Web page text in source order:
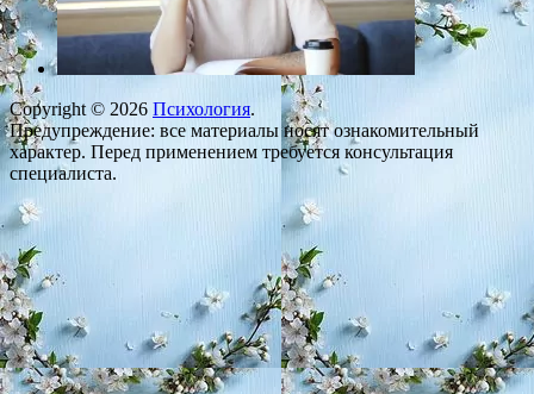
Copyright © 2026 Психология.
Предупреждение: все материалы носят ознакомительный
характер. Перед применением требуется консультация
специалиста.